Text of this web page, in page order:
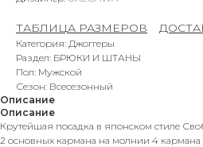
ТАБЛИЦА РАЗМЕРОВ
Категория: Джоггеры
Раздел: БРЮКИ И ШТАНЫ
Пол: Мужской
Сезон: Всесезонный
Описание
Описание
Крутейшая посадка в японском стиле
2 основных кармана на молнии 4